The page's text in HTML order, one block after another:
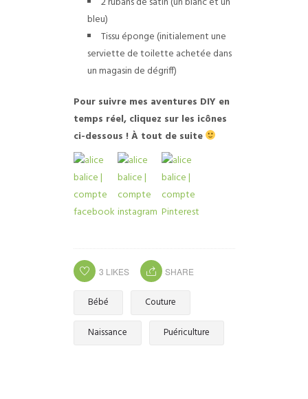
bleu)
Tissu éponge (initialement une
serviette de toilette achetée dans
un magasin de dégriff)
Pour suivre mes aventures DIY en
temps réel, cliquez sur les icônes
ci-dessous ! À tout de suite
3 LIKES SHARE
Bébé Couture
Naissance Puériculture